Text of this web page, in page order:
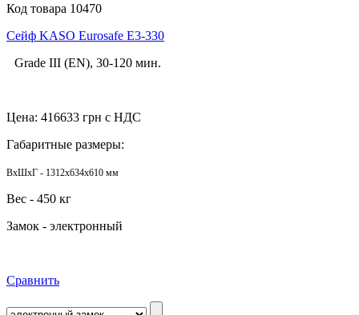
Код товара 10470
Сейф KASO Eurosafe E3-330
Grade III (EN), 30-120 мин.
Цена: 416633 грн с НДС
Габаритные размеры:
ВхШхГ - 1312x634x610 мм
Вес - 450 кг
Замок - электронный
Сравнить